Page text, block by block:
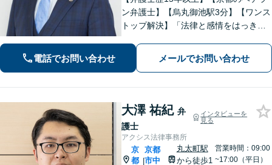
ン弁護士】【烏丸御池駅3分】【ワンス
トップ解決】「法律と感情をはっきり
問題、新型コロナが原因の借金、不動
産問題なども幅広く対応【女性弁護士
電話でお問い合わせ メールでお問い合わせ
大澤 祐紀 弁
護士
インタビューを
見る
アクシス法律事務所
京
都 |
京都
市中
丸太町駅
から徒歩1
営業時間：09:00
~17:00（平日）